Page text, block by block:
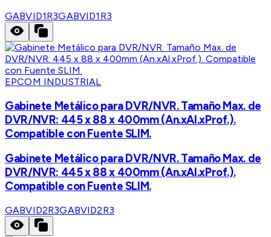
GABVID1R3GABVID1R3
EPCOM INDUSTRIAL
Gabinete Metálico para DVR/NVR. Tamaño Max. de
DVR/NVR: 445 x 88 x 400mm (An.xAl.xProf.).
Compatible con Fuente SLIM.
Gabinete Metálico para DVR/NVR. Tamaño Max. de
DVR/NVR: 445 x 88 x 400mm (An.xAl.xProf.).
Compatible con Fuente SLIM.
GABVID2R3GABVID2R3